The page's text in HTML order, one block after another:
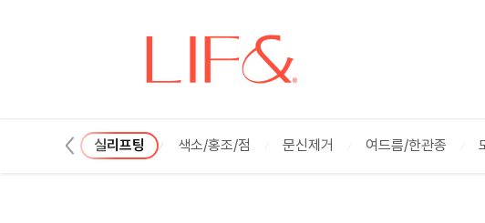
실리프팅 색소/홍조/점 문신제거 여드름/한관종